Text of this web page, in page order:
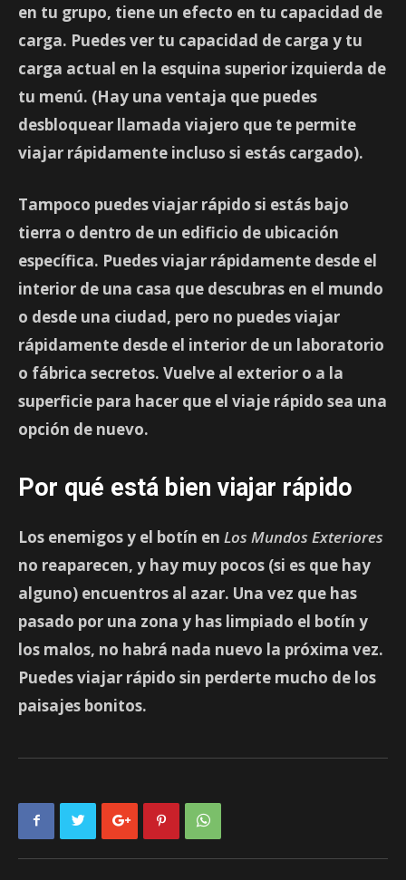
en tu grupo, tiene un efecto en tu capacidad de
carga. Puedes ver tu capacidad de carga y tu
carga actual en la esquina superior izquierda de
tu menú. (Hay una ventaja que puedes
desbloquear llamada viajero que te permite
viajar rápidamente incluso si estás cargado).
Tampoco puedes viajar rápido si estás bajo
tierra o dentro de un edificio de ubicación
específica. Puedes viajar rápidamente desde el
interior de una casa que descubras en el mundo
o desde una ciudad, pero no puedes viajar
rápidamente desde el interior de un laboratorio
o fábrica secretos. Vuelve al exterior o a la
superficie para hacer que el viaje rápido sea una
opción de nuevo.
Por qué está bien viajar rápido
Los enemigos y el botín en Los Mundos Exteriores
no reaparecen, y hay muy pocos (si es que hay
alguno) encuentros al azar. Una vez que has
pasado por una zona y has limpiado el botín y
los malos, no habrá nada nuevo la próxima vez.
Puedes viajar rápido sin perderte mucho de los
paisajes bonitos.